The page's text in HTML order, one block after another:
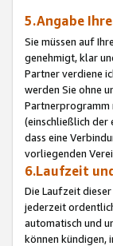
5.Angabe
Sie müssen auf
genehmigt, klar
Partner verdiene
werden Sie ohne
Partnerprogramm
(einschließlich der
dass eine
vorliegenden
6.Laufzeit
Die Laufzeit
jederzeit
automatisch und
können kündigen,